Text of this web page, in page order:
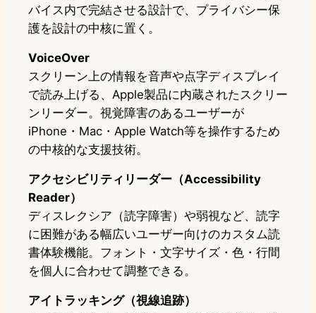
バイス内で完結させる設計で、プライバシー保
護を設計の中核に置く。
VoiceOver
スクリーン上の情報を音声や点字ディスプレイ
で読み上げる、Apple製品に内蔵されたスクリー
ンリーダー。視覚障害のあるユーザーが
iPhone・Mac・Apple Watch等を操作するため
の中核的な支援技術。
アクセシビリティリーダー（Accessibility
Reader）
ディスレクシア（読字障害）や弱視など、読字
に困難がある幅広いユーザー向けのカスタム読
書体験機能。フォント・文字サイズ・色・行間
を個人に合わせて調整できる。
アイトラッキング（視線追跡）